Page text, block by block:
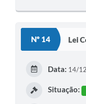
Nº 14 Lei
Data: 14/
Situação: